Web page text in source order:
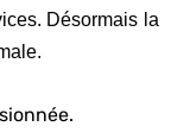
Désormais la